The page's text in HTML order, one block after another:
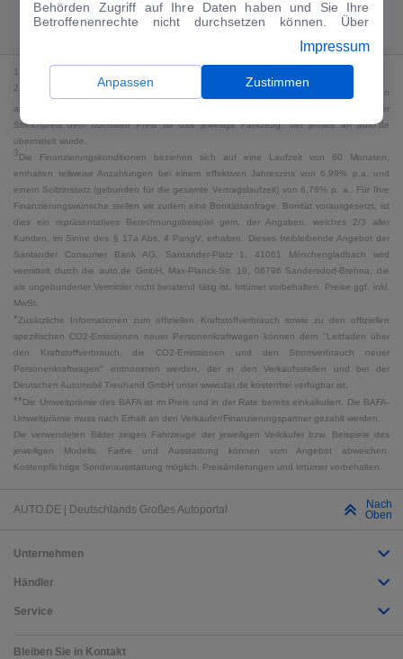
Kraftstoffverbrauch komb. 5,4 l/100 km · CO₂-Emissionen komb. 123 g/km
· CO₂-Klasse D · WLTP*
1
2 Bei dem Streichpreis handelt es sich für Neufahrzeuge und junge Gebrauchte um den
an auto.de übermittelten Listenpreis. Für alle anderen Fahrzeuge entspricht der
Streichpreis dem höchsten Preis für das jeweilige Fahrzeug, der jemals an auto.de
übermittelt wurde.
3Die Finanzierungskonditionen beziehen sich auf eine Laufzeit von 60 Monaten,
enthalten teilweise Anzahlungen bei einem effektiven Jahreszins von 6,99% p.a. und
einem Sollzinssatz (gebunden für die gesamte Vertragslaufzeit) von 6,78% p. a.. Für Ihre
Finanzierungswünsche stellen wir zudem eine Bonitätsanfrage. Bonität vorausgesetzt, ist
dies ein repräsentatives Berechnungsbeispiel gem. der Angaben, welches 2/3 aller
Kunden, im Sinne des § 17a Abs. 4 PangV, erhalten. Dieses freibleibende Angebot der
Santander Consumer Bank AG, Santander-Platz 1, 41061 Mönchengladbach wird
vermittelt durch die auto.de GmbH, Max-Planck-Str. 19, 06796 Sandersdorf-Brehna, die
als ungebundener Vermittler nicht beratend tätig ist. Irrtümer vorbehalten. Preise ggf. inkl.
MwSt.
*Zusätzliche Informationen zum offiziellen Kraftstoffverbrauch sowie zu den offiziellen
spezifischen CO2-Emissionen neuer Personenkraftwagen können dem "Leitfaden über
den Kraftstoffverbrauch, die CO2-Emissionen und den Stromverbrauch neuer
Personenkraftwagen" entnommen werden, der in den Verkaufsstellen und bei der
Deutschen Automobil Treuhand GmbH unter www.dat.de kostenfrei verfügbar ist.
**Die Umweltprämie des BAFA ist im Preis und in der Rate bereits einkalkuliert. Die BAFA-
Umweltprämie muss nach Erhalt an den Verkäufer/Finanzierungspartner gezahlt werden.
Die verwendeten Bilder zeigen Fahrzeuge der jeweiligen Verkäufer bzw. Beispiele des
jeweiligen Modells. Farbe und Ausstattung können vom Angebot abweichen.
Kostenpflichtige Sonderausstattung möglich. Preisänderungen und Irrtümer vorbehalten.
AUTO.DE | Deutschlands Großes Autoportal
Nach
Oben
Unternehmen
Händler
Service
Bleiben Sie in Kontakt
Behörden Zugriff auf Ihre Daten haben und Sie Ihre
Betroffenenrechte nicht durchsetzen können. Über
anpassen. Dies ist auch später jederzeit im Bereich
Cookie-Richtliniemöglich. Weitere Informationen finden
Sie in unsererDatenschutzerklärung .
Impressum
Anpassen Zustimmen